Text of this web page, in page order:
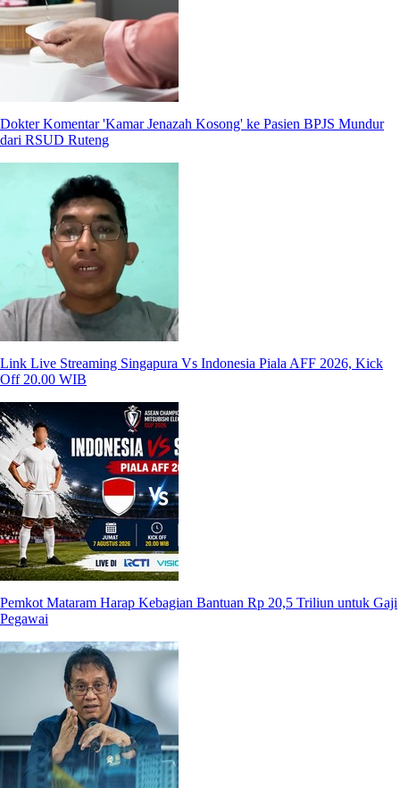
Dokter Komentar 'Kamar Jenazah Kosong' ke Pasien BPJS Mundur
dari RSUD Ruteng
Link Live Streaming Singapura Vs Indonesia Piala AFF 2026, Kick
Off 20.00 WIB
Pemkot Mataram Harap Kebagian Bantuan Rp 20,5 Triliun untuk Gaji
Pegawai